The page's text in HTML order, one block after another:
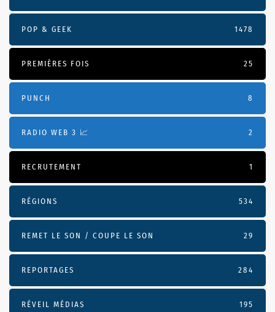
POP & GEEK 1478
PREMIÈRES FOIS 25
PUNCH 8
RADIO WEB 3 📈 2
RECRUTEMENT 1
RÉGIONS 534
REMET LE SON / COUPE LE SON 29
REPORTAGES 284
RÉVEIL MÉDIAS 195